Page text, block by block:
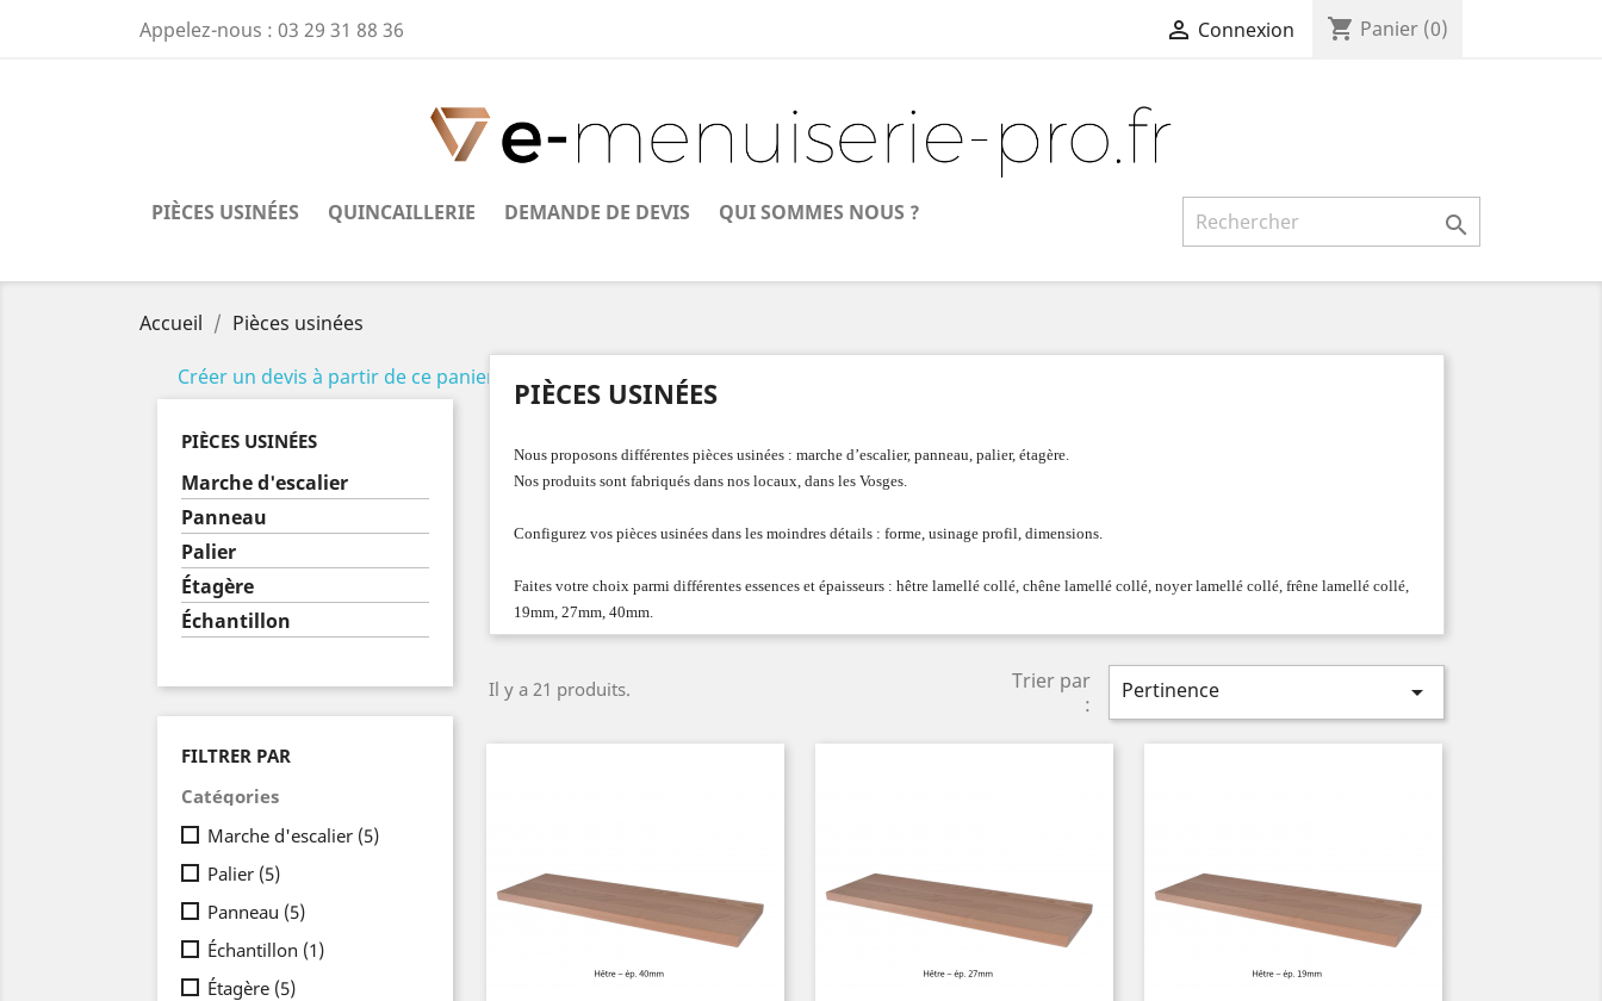
Appelez-nous : 03 29 31 88 36  Connexion shopping_cart Panier (0)
PIÈCES USINÉES QUINCAILLERIE DEMANDE DE DEVIS QUI SOMMES NOUS ? 
Accueil Pièces usinées
Créer un devis à partir de ce panier
PIÈCES USINÉES
Marche d'escalier
Panneau
Palier
Étagère
Échantillon
FILTRER PAR
Catégories
Marche d'escalier (5)
Palier (5)
Panneau (5)
Échantillon (1)
Étagère (5)
PIÈCES USINÉES
Nous proposons différentes pièces usinées : marche d’escalier, panneau, palier, étagère.
Nos produits sont fabriqués dans nos locaux, dans les Vosges.
Configurez vos pièces usinées dans les moindres détails : forme, usinage profil, dimensions.
Faites votre choix parmi différentes essences et épaisseurs : hêtre lamellé collé, chêne lamellé collé, noyer lamellé collé, frêne lamellé collé,
19mm, 27mm, 40mm.
Il y a 21 produits.
Trier par
:
Pertinence 